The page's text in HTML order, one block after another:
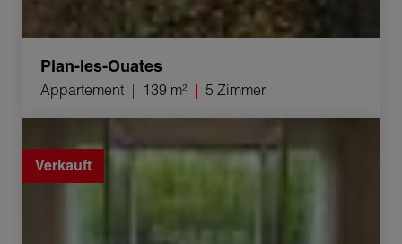
Plan-les-Ouates
Appartement 139 m² 5 Zimmer
Verkauft